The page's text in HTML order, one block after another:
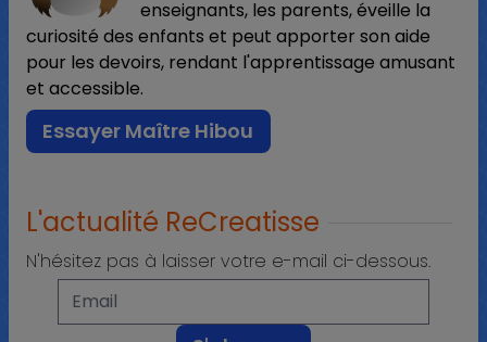
enseignants, les parents, éveille la
curiosité des enfants et peut apporter son aide
pour les devoirs, rendant l'apprentissage amusant
et accessible.
Essayer Maître Hibou
L'actualité ReCreatisse
N'hésitez pas à laisser votre e-mail ci-dessous.